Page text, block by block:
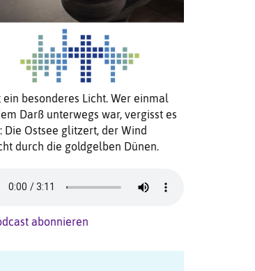
ein besonderes Licht. Wer einmal
Darß unterwegs war, vergisst es
Die Ostsee glitzert, der Wind
durch die goldgelben Dünen.
abonnieren